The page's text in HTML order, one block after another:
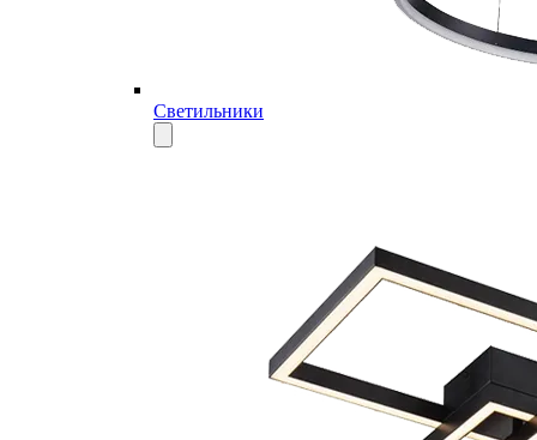
Светильники